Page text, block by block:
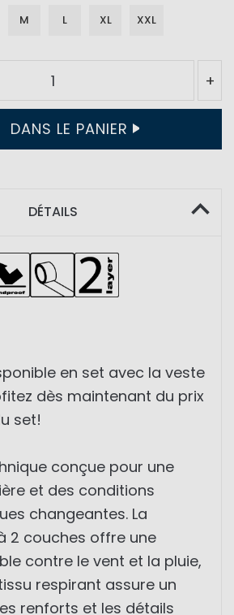
M L XL XXL
+
DANS LE PANIER
DÉTAILS
en set avec la veste
dès maintenant du prix
set!
conçue pour une
et des conditions
changeantes. La
2 couches offre une
contre le vent et la pluie,
respirant assure un
renforts et les détails